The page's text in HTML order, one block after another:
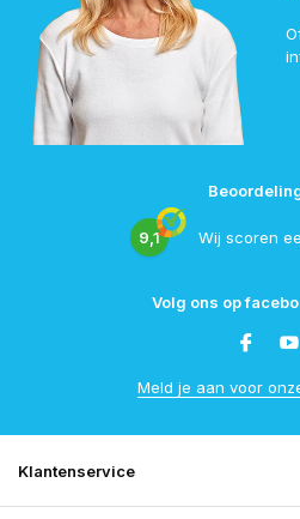
9,1 Wij scoren
Volg ons op
Meld je aan voor
Klantenservice